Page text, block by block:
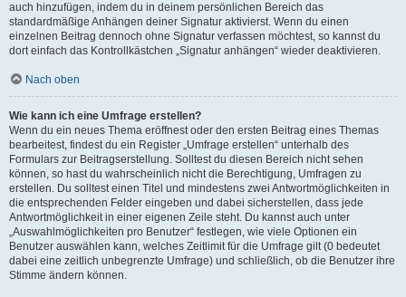
auch hinzufügen, indem du in deinem persönlichen Bereich das
standardmäßige Anhängen deiner Signatur aktivierst. Wenn du einen
einzelnen Beitrag dennoch ohne Signatur verfassen möchtest, so kannst du
dort einfach das Kontrollkästchen „Signatur anhängen“ wieder deaktivieren.
Nach oben
Wie kann ich eine Umfrage erstellen?
Wenn du ein neues Thema eröffnest oder den ersten Beitrag eines Themas
bearbeitest, findest du ein Register „Umfrage erstellen“ unterhalb des
Formulars zur Beitragserstellung. Solltest du diesen Bereich nicht sehen
können, so hast du wahrscheinlich nicht die Berechtigung, Umfragen zu
erstellen. Du solltest einen Titel und mindestens zwei Antwortmöglichkeiten in
die entsprechenden Felder eingeben und dabei sicherstellen, dass jede
Antwortmöglichkeit in einer eigenen Zeile steht. Du kannst auch unter
„Auswahlmöglichkeiten pro Benutzer“ festlegen, wie viele Optionen ein
Benutzer auswählen kann, welches Zeitlimit für die Umfrage gilt (0 bedeutet
dabei eine zeitlich unbegrenzte Umfrage) und schließlich, ob die Benutzer ihre
Stimme ändern können.